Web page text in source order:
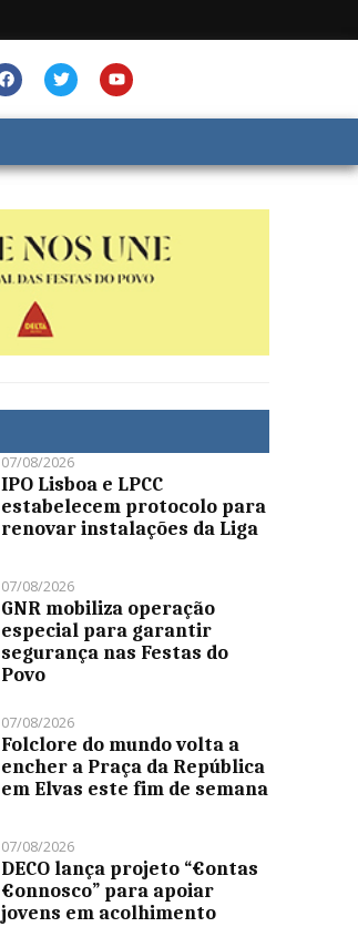
07/08/2026
IPO Lisboa e LPCC
estabelecem protocolo para
renovar instalações da Liga
07/08/2026
GNR mobiliza operação
especial para garantir
segurança nas Festas do
Povo
07/08/2026
Folclore do mundo volta a
encher a Praça da República
em Elvas este fim de semana
07/08/2026
DECO lança projeto “€ontas
€onnosco” para apoiar
jovens em acolhimento